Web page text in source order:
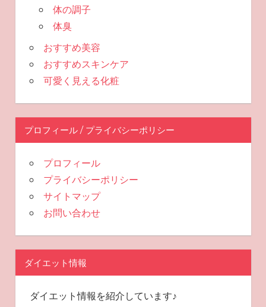
体の調子
体臭
おすすめ美容
おすすめスキンケア
可愛く見える化粧
プロフィール / プライバシーポリシー
プロフィール
プライバシーポリシー
サイトマップ
お問い合わせ
ダイエット情報
ダイエット情報を紹介しています♪